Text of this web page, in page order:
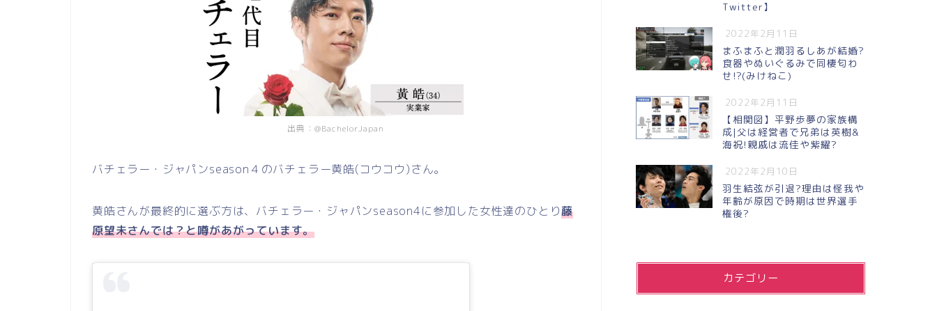
出典：@BachelorJapan
バチェラー・ジャパンseason４のバチェラー黄皓(コウコウ)さん。
黄皓さんが最終的に選ぶ方は、バチェラー・ジャパンseason4に参加した女性達のひとり藤
原望未さんでは？と噂があがっています。
Twitter】
2022年2月11日
まふまふと潤羽るしあが結婚?
食器やぬいぐるみで同棲匂わ
せ!?(みけねこ)
2022年2月11日
【相関図】平野歩夢の家族構
成|父は経営者で兄弟は英樹&
海祝!親戚は流佳や紫耀?
2022年2月10日
羽生結弦が引退?理由は怪我や
年齢が原因で時期は世界選手
権後?
カテゴリー